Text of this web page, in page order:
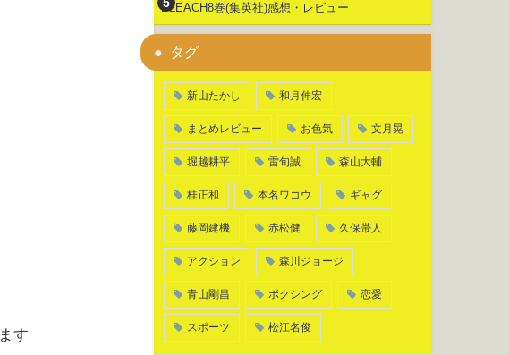
す
BLEACH8巻(集英社)感想・レビュー
タグ
新山たかし 和月伸宏
まとめレビュー お色気 文月晃
堀越耕平 雷旬誠 森山大輔
桂正和 本名ワコウ ギャグ
藤岡建機 赤松健 久保帯人
アクション 森川ジョージ
青山剛昌 ボクシング 恋愛
スポーツ 松江名俊